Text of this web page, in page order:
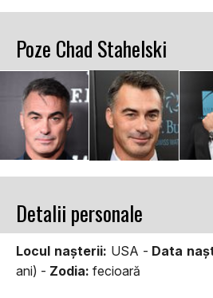
Poze Chad Stahelski
Detalii personale
Locul naşterii: USA - Data
ani) - Zodia: fecioară